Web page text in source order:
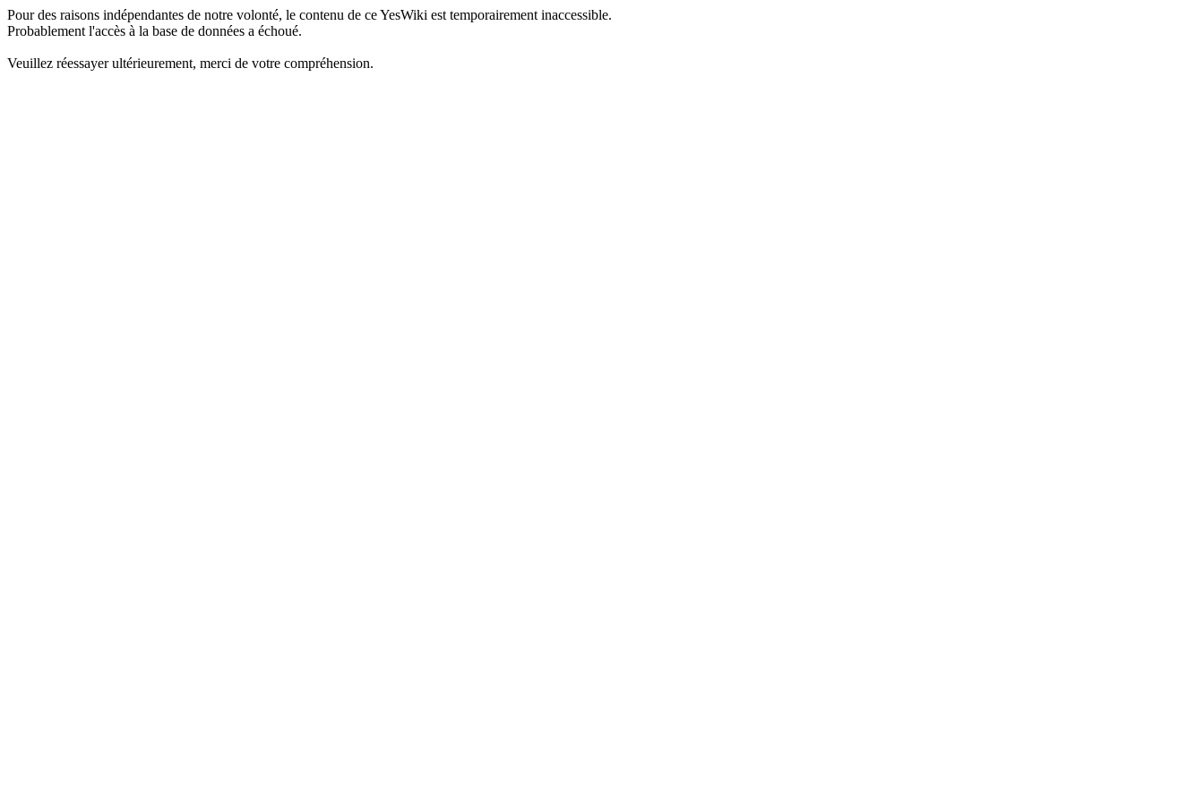
Pour des raisons indépendantes de notre volonté, le contenu de ce YesWiki est temporairement inaccessible.
Probablement l'accès à la base de données a échoué.
Veuillez réessayer ultérieurement, merci de votre compréhension.